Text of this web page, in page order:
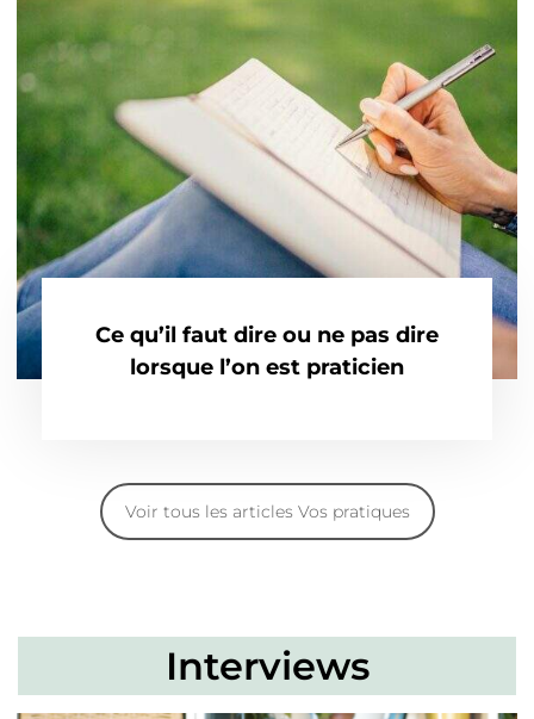
Ce qu’il faut dire ou ne pas dire
lorsque l’on est praticien
Voir tous les articles Vos pratiques
Interviews